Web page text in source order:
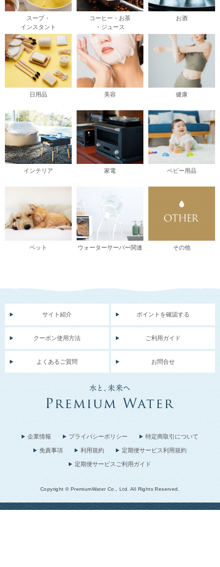
スープ・
インスタント
コーヒー・お茶
・ジュース
お酒
日用品 美容 健康
インテリア 家電 ベビー用品
ペット ウォーターサーバー関連 その他
サイト紹介 ポイントを確認する
クーポン使用方法 ご利用ガイド
よくあるご質問 お問合せ
企業情報 プライバシーポリシー
特定商取引について
免責事項
利用規約
定期便サービス利用規約
定期便サービスご利用ガイド
Copyright © PremiumWater Co., Ltd. All Rights Reserved.